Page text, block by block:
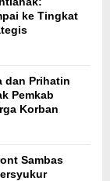
ke Tingkat
dan Prihatin
Pemkab
Korban
Sambas